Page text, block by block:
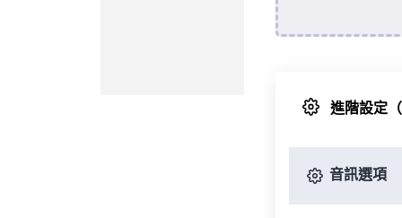
進階設定
音訊選項